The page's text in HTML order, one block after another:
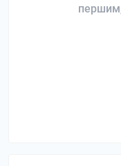
першим,